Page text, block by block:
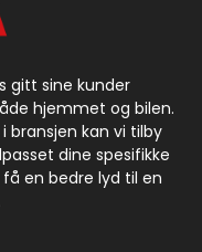
gitt sine kunder
hjemmet og bilen.
bransjen kan vi tilby
dine spesifikke
få en bedre lyd til en